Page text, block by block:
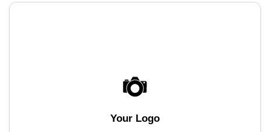
Your Logo